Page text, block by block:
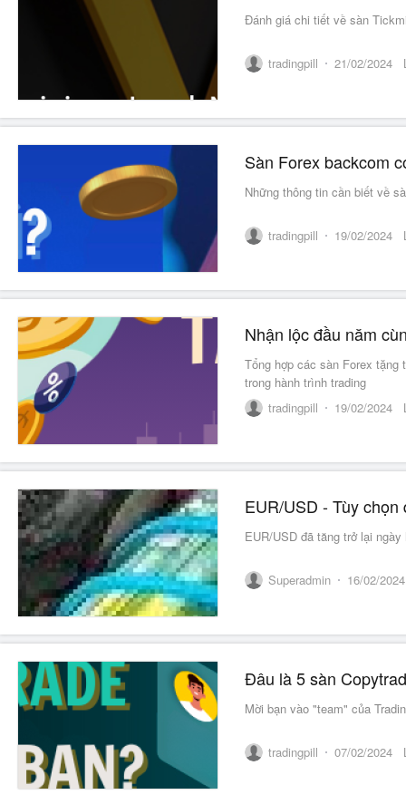
Đánh giá chi tiết về sàn
tradingpill 21/02/2024
Những thông tin cần biết về
tradingpill 19/02/2024
Nhận lộc đầu năm
Tổng hợp các sàn Forex tặng
trong hành trình trading
tradingpill
19/02/2024
EUR/USD đã tăng trở lại
Superadmin 16/02/2024
Đâu là 5 sàn
Mời bạn vào
tradingpill 07/02/2024